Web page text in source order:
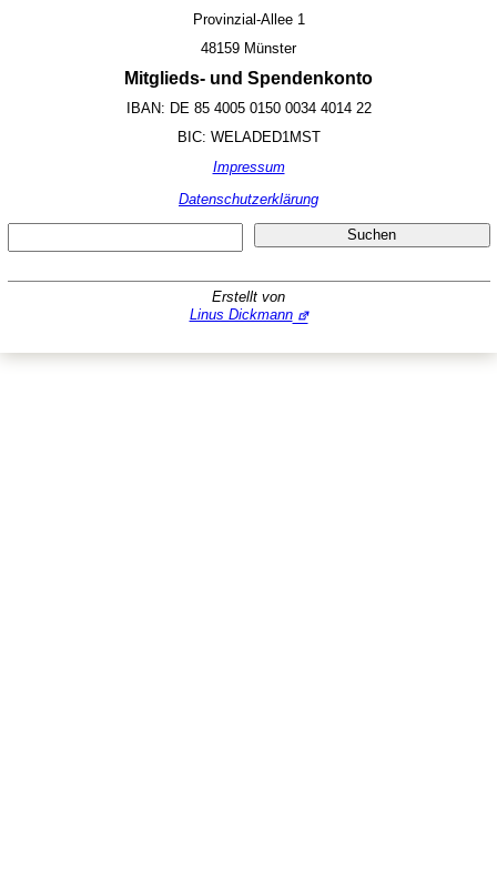
Provinzial-Allee 1
48159 Münster
Mitglieds- und Spendenkonto
IBAN: DE 85 4005 0150 0034 4014 22
BIC: WELADED1MST
Impressum
Datenschutzerklärung
Suchen
Erstellt von
Linus Dickmann